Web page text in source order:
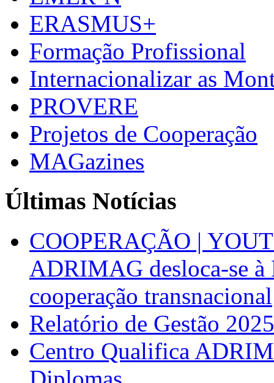
ERASMUS+
Formação Profissional
Internacionalizar as
PROVERE
Projetos de Cooperação
MAGazines
Últimas Notícias
COOPERAÇÃO |
ADRIMAG desloca-se
cooperação transnacional
Relatório de Gestão 2025
Centro Qualifica